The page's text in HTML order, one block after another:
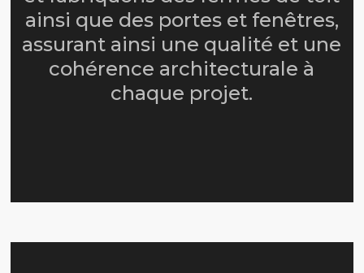
ainsi que des portes et fenêtres,
assurant ainsi une qualité et une
cohérence architecturale à
chaque projet.